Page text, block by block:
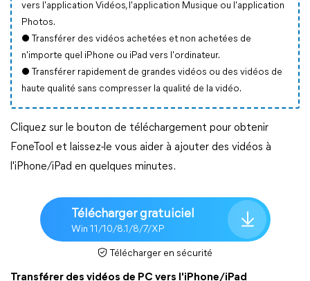
vers l'application Vidéos, l'application Musique ou l'application
Photos.
● Transférer des vidéos achetées et non achetées de
n'importe quel iPhone ou iPad vers l'ordinateur.
● Transférer rapidement de grandes vidéos ou des vidéos de
haute qualité sans compresser la qualité de la vidéo.
Cliquez sur le bouton de téléchargement pour obtenir
FoneTool et laissez-le vous aider à ajouter des vidéos à
l'iPhone/iPad en quelques minutes.
Télécharger gratuiciel
Win 11/10/8.1/8/7/XP
Télécharger en sécurité
Transférer des vidéos de PC vers l'iPhone/iPad